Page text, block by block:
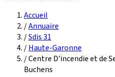
Accueil
/Annuaire
/Sdis 31
/Haute-Garonne
/Centre D'incendie et de
Buchens